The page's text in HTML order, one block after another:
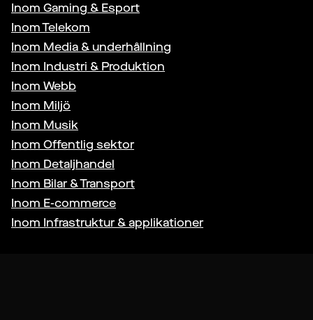
Inom Gaming & Esport
InomTelekom
Inom Media & underhållning
Inom Industri & Produktion
Inom Webb
Inom Miljö
Inom Musik
Inom Offentlig sektor
Inom Detaljhandel
Inom Bilar & Transport
Inom E-commerce
Inom Infrastruktur & applikationer